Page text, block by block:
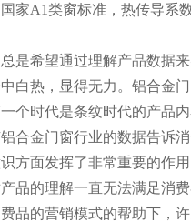
家A1类窗标准，热传导系
是希望通过理解产品数据
白热，显得无力。铝合金
个时代是条纹时代的产品
合金门窗行业的数据告诉
方面发挥了非常重要的作
品的理解一直无法满足消
品的营销模式的帮助下，